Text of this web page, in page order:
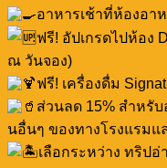
อาหารเช้าที่ห้องอา
ฟรี! อัปเกรดไปห้อง
ณ วันจอง)
ฟรี! เครื่องดื่ม
ส่วนลด 15% สำหรั
นอื่นๆ ของทางโรงแรมแ
เลือกระหว่าง ทริปอ่